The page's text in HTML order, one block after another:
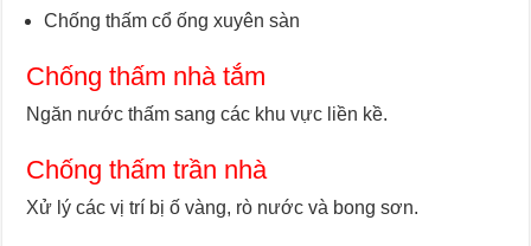
Chống thấm cổ ống xuyên sàn
Chống thấm nhà tắm
Ngăn nước thấm sang các khu vực liền kề.
Chống thấm trần nhà
Xử lý các vị trí bị ố vàng, rò nước và bong sơn.